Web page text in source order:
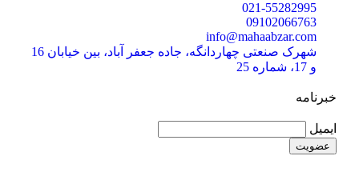
021-55282995
09102066763
info@mahaabzar.com
شهرک صنعتی چهاردانگه، جاده جعفر آباد، بین خیابان 16
و 17، شماره 25
خبرنامه
ایمیل